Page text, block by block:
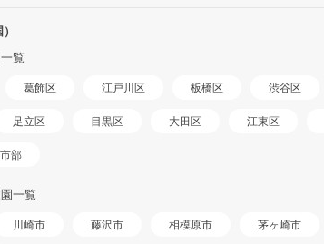
覧
葛飾区 江戸川区 板橋区 渋谷区
足立区 目黒区 大田区 江東区
部
一覧
川崎市 藤沢市 相模原市 茅ヶ崎市